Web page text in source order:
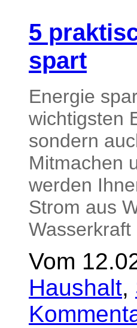
5
spart
Energie
wichtigsten
sondern
Mitmachen
werden
Strom aus
Wasserkraft
Vom
Haushalt,